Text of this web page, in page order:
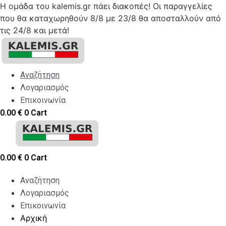
Η ομάδα του kalemis.gr πάει διακοπές! Οι παραγγελίες
που θα καταχωρηθούν 8/8 με 23/8 θα αποσταλλούν από
τις 24/8 και μετά!
Skip
content
Αναζήτηση
Λογαριασμός
Επικοινωνία
0.00 € 0 Cart
0.00 € 0 Cart
Αναζήτηση
Λογαριασμός
Επικοινωνία
Αρχική